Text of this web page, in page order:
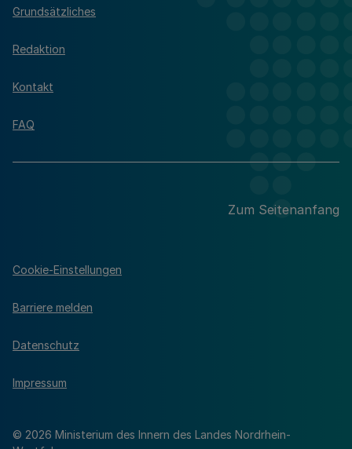
Grundsätzliches
Redaktion
Kontakt
FAQ
Zum Seitenanfang
© 2026 Ministerium des Innern des Landes Nordrhein-
Cookie-Einstellungen
Barriere melden
Datenschutz
Impressum